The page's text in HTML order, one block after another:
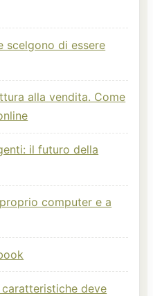
scelgono di essere
alla vendita. Come
il futuro della
computer e a
caratteristiche deve